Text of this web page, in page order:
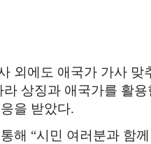
외에도 애국가 가사
상징과 애국가를 활
을 받았다.
해 “시민 여러분과 함